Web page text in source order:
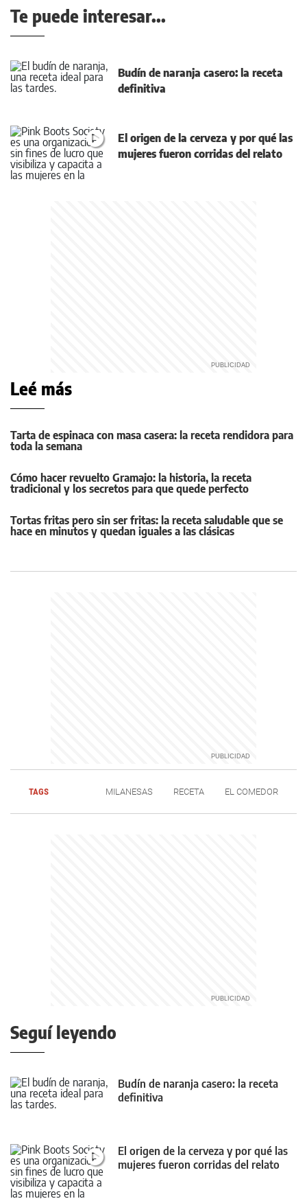
Te puede interesar...
Budín de naranja casero: la receta
definitiva
El origen de la cerveza y por qué las
mujeres fueron corridas del relato
Leé más
Tarta de espinaca con masa casera: la receta rendidora para
toda la semana
Cómo hacer revuelto Gramajo: la historia, la receta
tradicional y los secretos para que quede perfecto
Tortas fritas pero sin ser fritas: la receta saludable que se
hace en minutos y quedan iguales a las clásicas
TAGS MILANESAS RECETA EL COMEDOR
Seguí leyendo
Budín de naranja casero: la receta
definitiva
El origen de la cerveza y por qué las
mujeres fueron corridas del relato